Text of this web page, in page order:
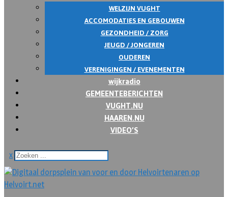
WELZIJN VUGHT
ACCOMODATIES EN GEBOUWEN
GEZONDHEID / ZORG
JEUGD / JONGEREN
OUDEREN
VERENIGINGEN / EVENEMENTEN
wijkradio
GEMEENTEBERICHTEN
VUGHT.NU
HAAREN.NU
VIDEO’S
x